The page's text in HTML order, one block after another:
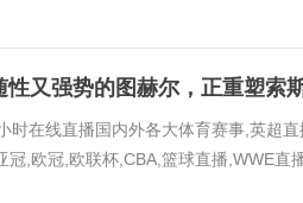
性又强势的图赫尔，正重塑索
时在线直播国内外各大体育赛事,英超直
冠,欧冠,欧联杯,CBA,篮球直播,WWE直播
出精彩...